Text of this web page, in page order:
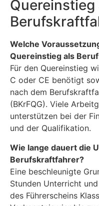
Quereinstieg
Welche
Quereinstieg als
Für den Quereinstieg
C oder CE benötigt
nach dem
(BKrFQG). Viele
unterstützen bei der
und der Qualifikation.
Wie lange dauert die
Berufskraftfahrer?
Eine beschleunigte
Stunden Unterricht
des Führerscheins